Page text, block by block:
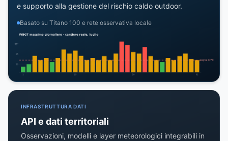
e supporto alla gestione del rischio caldo outdoor.
Basato su Titano 100 e rete osservativa locale
INFRASTRUTTURA DATI
API e dati territoriali
Osservazioni, modelli e layer meteorologici integrabili in